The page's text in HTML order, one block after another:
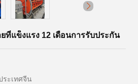
ที่แข็งแรง 12 เดือนการรับประกัน
ระเทศจีน